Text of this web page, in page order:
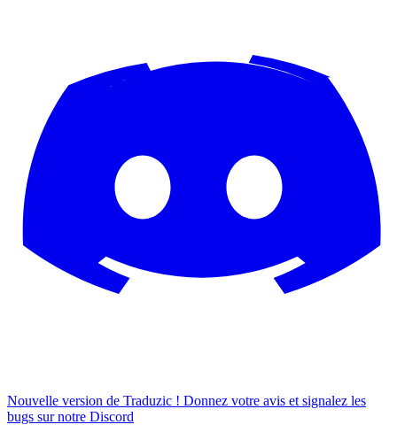
Nouvelle version de Traduzic ! Donnez votre avis et signalez les
bugs sur notre Discord